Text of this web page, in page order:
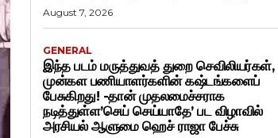
August 7, 2026
GENERAL
இந்த படம் மருத்துவத் துறை செவிலியர்கள்,
முன்கள பணியாளர்களின் கஷ்டங்களைப்
பேசுகிறது! -தான் முதலமைச்சராக
நடித்துள்ள’செய் செய்யாதே’ பட விழாவில்
அரசியல் ஆளுமை ஹெச் ராஜா பேச்சு